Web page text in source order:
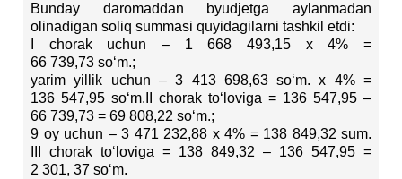
Bunday daromaddan byudjetga aylanmadan
olinadigan soliq summasi quyidagilarni tashkil etdi:
I chorak uchun – 1 668 493,15 х 4% =
66 739,73 soʻm.;
yarim yillik uchun – 3 413 698,63 soʻm. х 4% =
136 547,95 soʻm.II chorak toʻloviga = 136 547,95 –
66 739,73 = 69 808,22 soʻm.;
9 oy uchun – 3 471 232,88 х 4% = 138 849,32 sum.
III chorak toʻloviga = 138 849,32 – 136 547,95 =
2 301, 37 soʻm.